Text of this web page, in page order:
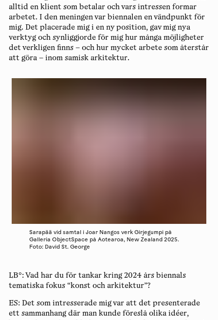
alltid en klient som betalar och vars intressen formar
arbetet. I den meningen var biennalen en vändpunkt för
mig. Det placerade mig i en ny position, gav mig nya
verktyg och synliggjorde för mig hur många möjligheter
det verkligen finns – och hur mycket arbete som återstår
att göra – inom samisk arkitektur.
Sarapää vid samtal i Joar Nangos verk Girjegumpi på
Galleria ObjectSpace på Aotearoa, New Zealand 2025.
Foto: David St. George
LB°:Vad har du för tankar kring 2024 års biennals
tematiska fokus “konst och arkitektur”?
ES:Det som intresserade mig var att det presenterade
ett sammanhang där man kunde föreslå olika idéer,